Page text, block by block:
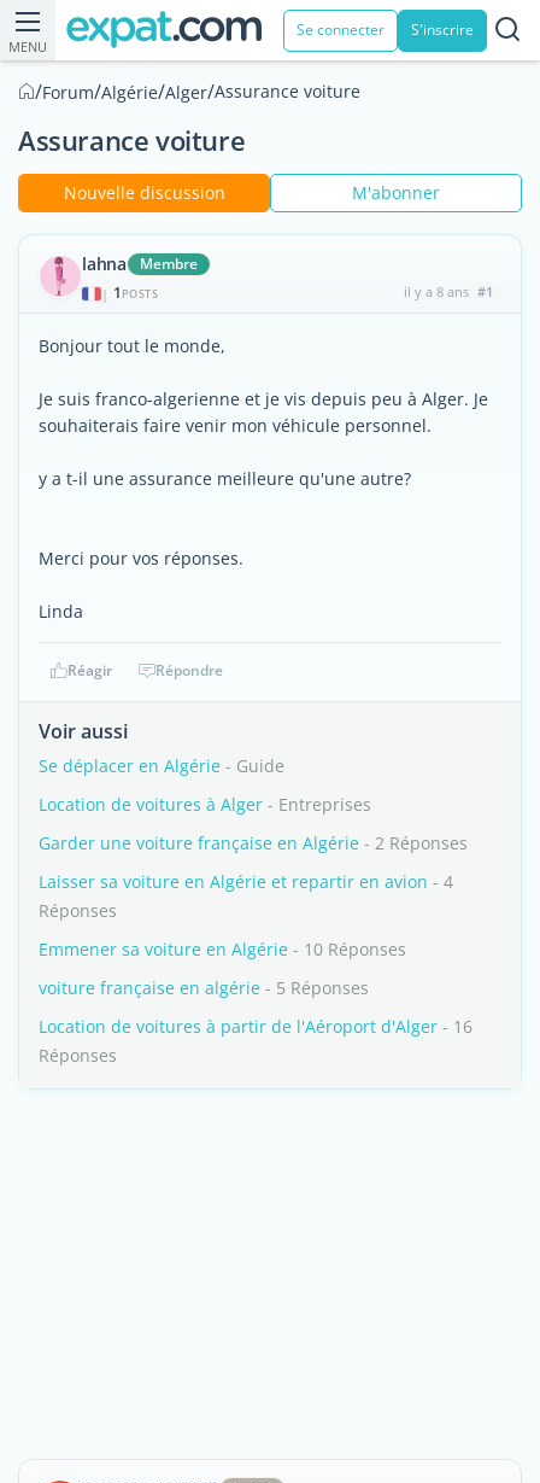
MENU
Se connecter S'inscrire
/Forum/Algérie/Alger/Assurance voiture
Assurance voiture
Nouvelle discussion M'abonner
lahna Membre
| 1 POSTS il y a 8 ans #1
Bonjour tout le monde,
Je suis franco-algerienne et je vis depuis peu à Alger. Je
souhaiterais faire venir mon véhicule personnel.
y a t-il une assurance meilleure qu'une autre?
Merci pour vos réponses.
Linda
Réagir Répondre
Voir aussi
Se déplacer en Algérie - Guide
Location de voitures à Alger - Entreprises
Garder une voiture française en Algérie - 2 Réponses
Laisser sa voiture en Algérie et repartir en avion - 4
Réponses
Emmener sa voiture en Algérie - 10 Réponses
voiture française en algérie - 5 Réponses
Location de voitures à partir de l'Aéroport d'Alger - 16
Réponses